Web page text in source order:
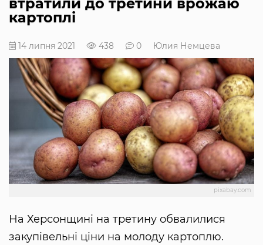
картоплі
14 липня 2021 438 0 Юлия Немцева
pixabay.com
На Херсонщині на третину обвалилися
закупівельні ціни на молоду картоплю.